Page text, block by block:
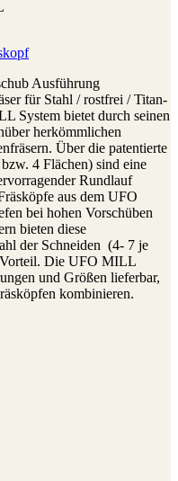
Ausführung
für Stahl / rostfrei / Titan-
System bietet durch seinen
herkömmlichen
Über die patentierte
4 Flächen) sind eine
Rundlauf
aus dem UFO
bei hohen Vorschüben
bieten diese
der Schneiden (4- 7 je
Vorteil. Die UFO MILL
und Größen lieferbar,
kombinieren.